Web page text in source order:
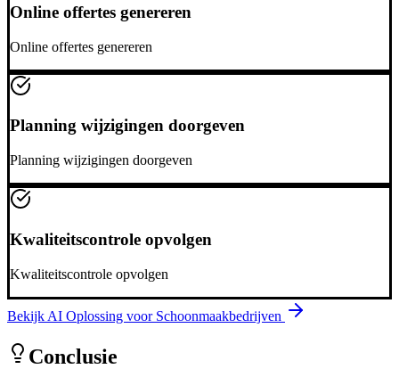
Online offertes genereren
Online offertes genereren
Planning wijzigingen doorgeven
Planning wijzigingen doorgeven
Kwaliteitscontrole opvolgen
Kwaliteitscontrole opvolgen
Bekijk AI Oplossing voor Schoonmaakbedrijven
Conclusie